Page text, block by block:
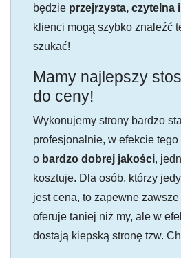
będzie przejrzysta, czytelna
klienci mogą szybko znaleźć
szukać!
Mamy najlepszy
do ceny!
Wykonujemy strony bardzo
profesjonalnie, w efekcie
o bardzo dobrej jakości,
kosztuje. Dla osób, którzy
jest cena, to zapewne
oferuje taniej niż my, ale w
dostają kiepską stronę tzw.